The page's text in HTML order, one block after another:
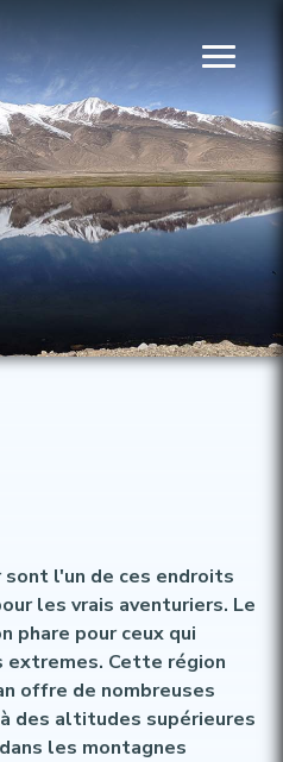
sont l'un de ces endroits
les vrais aventuriers. Le
phare pour ceux qui
Cette région
offre de nombreuses
des altitudes supérieures
les montagnes